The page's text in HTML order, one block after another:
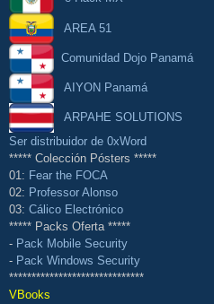
AREA 51
Comunidad Dojo Panamá
AIYON Panamá
ARPAHE SOLUTIONS
Ser distribuidor de 0xWord
***** Colección Pósters *****
01: Fear the FOCA
02: Professor Alonso
03: Cálico Electrónico
***** Packs Oferta *****
- Pack Mobile Security
- Pack Windows Security
******************************
VBooks